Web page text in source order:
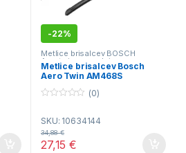
-22%
Metlice brisalcev BOSCH
Aerotwin - spredaj
Metlice brisalcev Bosch
Aero Twin AM468S
u
t
f
(0)
SKU: 10634144
27,15€
34,88€